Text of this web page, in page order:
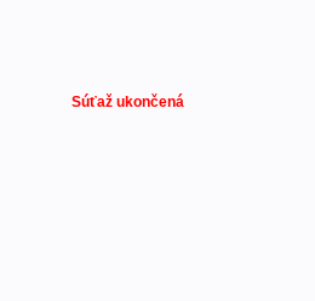
Súťaž ukončená